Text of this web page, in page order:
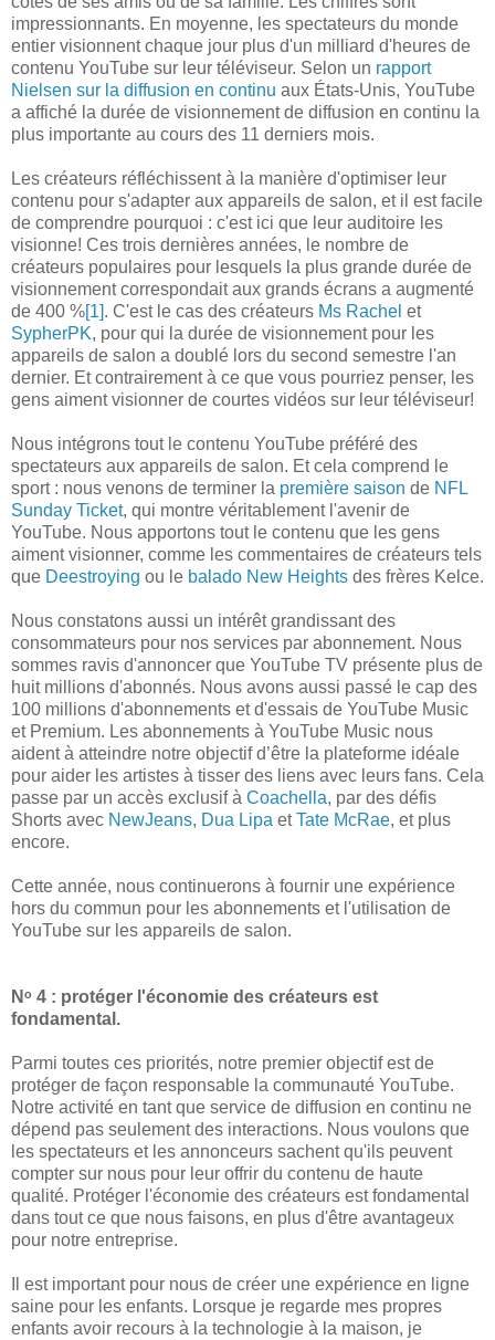
impressionnants. En moyenne, les spectateurs du monde
entier visionnent chaque jour plus d'un milliard d'heures de
contenu YouTube sur leur téléviseur. Selon un rapport
Nielsen sur la diffusion en continu aux États-Unis, YouTube
a affiché la durée de visionnement de diffusion en continu la
plus importante au cours des 11 derniers mois.
Les créateurs réfléchissent à la manière d'optimiser leur
contenu pour s'adapter aux appareils de salon, et il est facile
de comprendre pourquoi : c'est ici que leur auditoire les
visionne! Ces trois dernières années, le nombre de
créateurs populaires pour lesquels la plus grande durée de
visionnement correspondait aux grands écrans a augmenté
de 400 %[1]. C'est le cas des créateurs Ms Rachel et
SypherPK, pour qui la durée de visionnement pour les
appareils de salon a doublé lors du second semestre l'an
dernier. Et contrairement à ce que vous pourriez penser, les
gens aiment visionner de courtes vidéos sur leur téléviseur!
Nous intégrons tout le contenu YouTube préféré des
spectateurs aux appareils de salon. Et cela comprend le
sport : nous venons de terminer la première saison de NFL
Sunday Ticket, qui montre véritablement l'avenir de
YouTube. Nous apportons tout le contenu que les gens
aiment visionner, comme les commentaires de créateurs tels
que Deestroying ou le balado New Heights des frères Kelce.
Nous constatons aussi un intérêt grandissant des
consommateurs pour nos services par abonnement. Nous
sommes ravis d'annoncer que YouTube TV présente plus de
huit millions d'abonnés. Nous avons aussi passé le cap des
100 millions d'abonnements et d'essais de YouTube Music
et Premium. Les abonnements à YouTube Music nous
aident à atteindre notre objectif d’être la plateforme idéale
pour aider les artistes à tisser des liens avec leurs fans. Cela
passe par un accès exclusif à Coachella, par des défis
Shorts avec NewJeans, Dua Lipa etTate McRae, et plus
encore.
Cette année, nous continuerons à fournir une expérience
hors du commun pour les abonnements et l'utilisation de
YouTube sur les appareils de salon.
Nᵒ 4 : protéger l'économie des créateurs est
fondamental.
Parmi toutes ces priorités, notre premier objectif est de
protéger de façon responsable la communauté YouTube.
Notre activité en tant que service de diffusion en continu ne
dépend pas seulement des interactions. Nous voulons que
les spectateurs et les annonceurs sachent qu'ils peuvent
compter sur nous pour leur offrir du contenu de haute
qualité. Protéger l'économie des créateurs est fondamental
dans tout ce que nous faisons, en plus d'être avantageux
pour notre entreprise.
Il est important pour nous de créer une expérience en ligne
saine pour les enfants. Lorsque je regarde mes propres
enfants avoir recours à la technologie à la maison, je